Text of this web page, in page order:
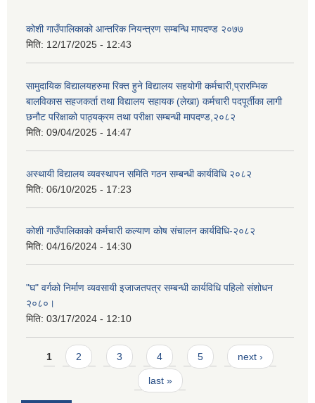
कोशी गाउँपालिकाको आन्तरिक नियन्त्रण सम्बन्धि मापदण्ड २०७७
मिति: 12/17/2025 - 12:43
सामुदायिक विद्यालयहरुमा रिक्त हुने विद्यालय सहयोगी कर्मचारी,प्रारम्भिक
बालविकास सहजकर्ता तथा विद्यालय सहायक (लेखा) कर्मचारी पदपूर्तीका लागी
छनौट परिक्षाको पाठ्यक्रम तथा परीक्षा सम्बन्धी मापदण्ड,२०८२
मिति: 09/04/2025 - 14:47
अस्थायी विद्यालय व्यवस्थापन समिति गठन सम्बन्धी कार्यविधि २०८२
मिति: 06/10/2025 - 17:23
कोशी गाउँपालिकाको कर्मचारी कल्याण कोष संचालन कार्यविधि-२०८२
मिति: 04/16/2024 - 14:30
"घ" वर्गको निर्माण व्यवसायी इजाजतपत्र सम्बन्धी कार्यविधि पहिलो संशोधन
२०८०।
मिति: 03/17/2024 - 12:10
Pages
1 2 3 4 5 next ›
last »